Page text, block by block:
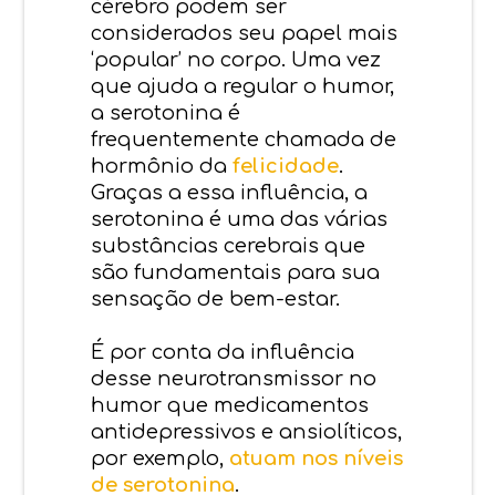
cérebro podem ser
considerados seu papel mais
‘popular’ no corpo. Uma vez
que ajuda a regular o humor,
a serotonina é
frequentemente chamada de
hormônio dafelicidade.
Graças a essa influência, a
serotonina é uma das várias
substâncias cerebrais que
são fundamentais para sua
sensação de bem-estar.
É por conta da influência
desse neurotransmissor no
humor que medicamentos
antidepressivos e ansiolíticos,
por exemplo, atuam nos níveis
de serotonina.